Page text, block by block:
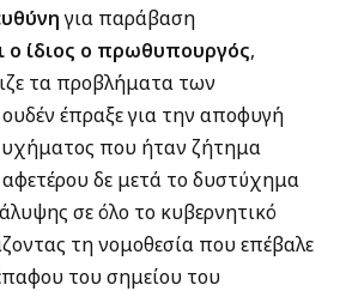
για παράβαση
ο ίδιος ο πρωθυπουργός,
τα προβλήματα των
έπραξε για την αποφυγή
που ήταν ζήτημα
δε μετά το δυστύχημα
σε όλο το κυβερνητικό
τη νομοθεσία που επέβαλε
του σημείου του